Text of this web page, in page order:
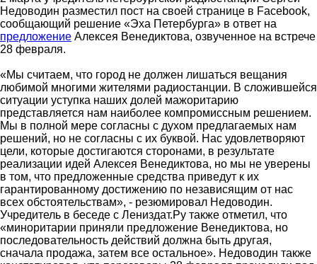
Недоводин разместил пост на своей странице в Facebook,
сообщающий решение «Эха Петербурга» в ответ на
предложение Алексея Венедиктова, озвученное на встрече
28 февраля.
«Мы считаем, что город не должен лишаться вещания
любимой многими жителями радиостанции. В сложившейся
ситуации уступка наших долей мажоритарию
представляется нам наиболее компромиссным решением.
Мы в полной мере согласны с духом предлагаемых нам
решений, но не согласны с их буквой. Нас удовлетворяют
цели, которые достигаются сторонами, в результате
реализации идей Алексея Венедиктова, но мы не уверены
в том, что предложенные средства приведут к их
гарантированному достижению по независящим от нас
всех обстоятельствам», - резюмировал Недоводин.
Учредитель в беседе с Лениздат.Ру также отметил, что
«миноритарии приняли предложение Венедиктова, но
последовательность действий должна быть другая,
сначала продажа, затем все остальное». Недоводин также